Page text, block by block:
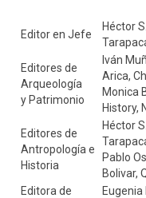
Editor en Jefe
Héctor
Editores de
Arqueología
y Patrimonio
Iván
Arica,
Monica
History,
Editores de
Antropología e
Historia
Héctor
Pablo
Bolivar,
Editora de